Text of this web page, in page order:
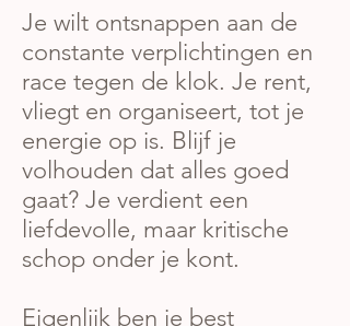
Je wilt ontsnappen aan de
constante verplichtingen en
race tegen de klok. Je rent,
vliegt en organiseert, tot je
energie op is. Blijf je
volhouden dat alles goed
gaat? Je verdient een
liefdevolle, maar kritische
schop onder je kont.
Eigenlijk ben je best